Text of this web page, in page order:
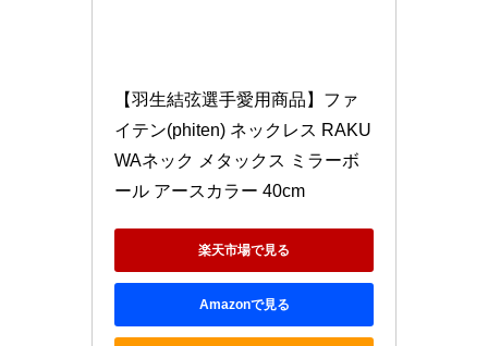
【羽生結弦選手愛用商品】ファ
イテン(phiten) ネックレス RAKU
WAネック メタックス ミラーボ
ール アースカラー 40cm
楽天市場で見る
Amazonで見る